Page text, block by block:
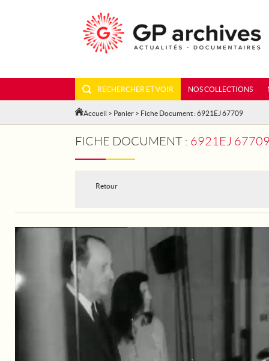
RECHERCHER ET VOIR NOS COLLECTIONS
Accueil > Panier > Fiche Document : 6921EJ 67709
FICHE DOCUMENT : 6921EJ 67709 -
Retour